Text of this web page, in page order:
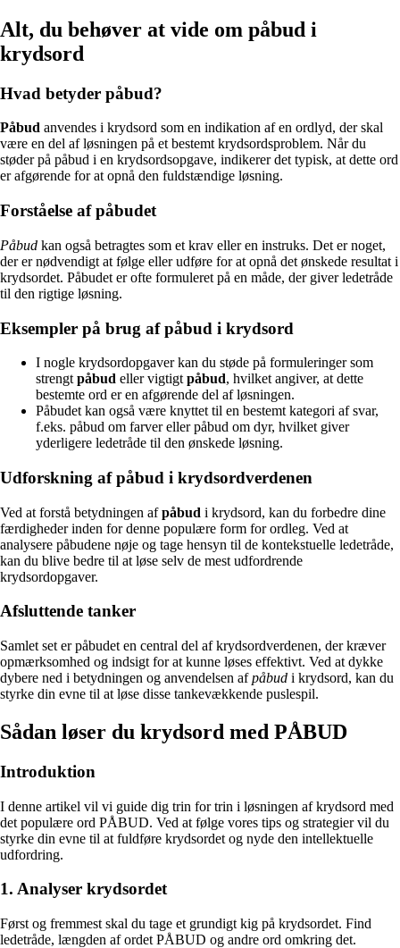
Alt, du behøver at vide om påbud i
krydsord
Hvad betyder påbud?
Påbud anvendes i krydsord som en indikation af en ordlyd, der skal
være en del af løsningen på et bestemt krydsordsproblem. Når du
støder på påbud i en krydsordsopgave, indikerer det typisk, at dette ord
er afgørende for at opnå den fuldstændige løsning.
Forståelse af påbudet
Påbud kan også betragtes som et krav eller en instruks. Det er noget,
der er nødvendigt at følge eller udføre for at opnå det ønskede resultat i
krydsordet. Påbudet er ofte formuleret på en måde, der giver ledetråde
til den rigtige løsning.
Eksempler på brug af påbud i krydsord
I nogle krydsordopgaver kan du støde på formuleringer som
strengt påbud eller vigtigt påbud, hvilket angiver, at dette
bestemte ord er en afgørende del af løsningen.
Påbudet kan også være knyttet til en bestemt kategori af svar,
f.eks. påbud om farver eller påbud om dyr, hvilket giver
yderligere ledetråde til den ønskede løsning.
Udforskning af påbud i krydsordverdenen
Ved at forstå betydningen afpåbud i krydsord, kan du forbedre dine
færdigheder inden for denne populære form for ordleg. Ved at
analysere påbudene nøje og tage hensyn til de kontekstuelle ledetråde,
kan du blive bedre til at løse selv de mest udfordrende
krydsordopgaver.
Afsluttende tanker
Samlet set er påbudet en central del af krydsordverdenen, der kræver
opmærksomhed og indsigt for at kunne løses effektivt. Ved at dykke
dybere ned i betydningen og anvendelsen afpåbud i krydsord, kan du
styrke din evne til at løse disse tankevækkende puslespil.
Sådan løser du krydsord med PÅBUD
Introduktion
I denne artikel vil vi guide dig trin for trin i løsningen af krydsord med
det populære ord PÅBUD. Ved at følge vores tips og strategier vil du
styrke din evne til at fuldføre krydsordet og nyde den intellektuelle
udfordring.
1. Analyser krydsordet
Først og fremmest skal du tage et grundigt kig på krydsordet. Find
ledetråde, længden af ordet PÅBUD og andre ord omkring det.